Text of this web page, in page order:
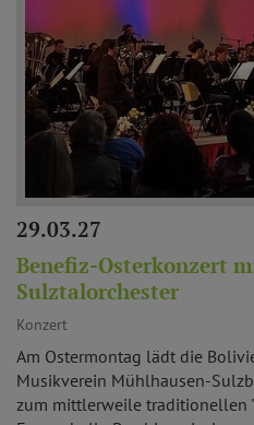
29.03.27
Benefiz-Osterkonzert
Sulztalorchester
Konzert
Am Ostermontag lädt die
Musikverein Mühlhausen-
zum mittlerweile traditionellen